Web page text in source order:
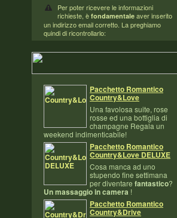
Per poter ricevere le informazioni
richieste, è fondamentale aver inserito
un indirizzo email corretto. La preghiamo
quindi di ricontrollarlo:
Pacchetto Romantico
Country&Love
Una favolosa suite, rose
rosse ed una bottiglia di
champagne Regala un
weekend indimenticabile!
Pacchetto Romantico
Country&Love DELUXE
Cosa manca ad uno
stupendo fine settimana
per diventare fantastico?
Un massaggio in camera !
Pacchetto Romantico
Country&Drive